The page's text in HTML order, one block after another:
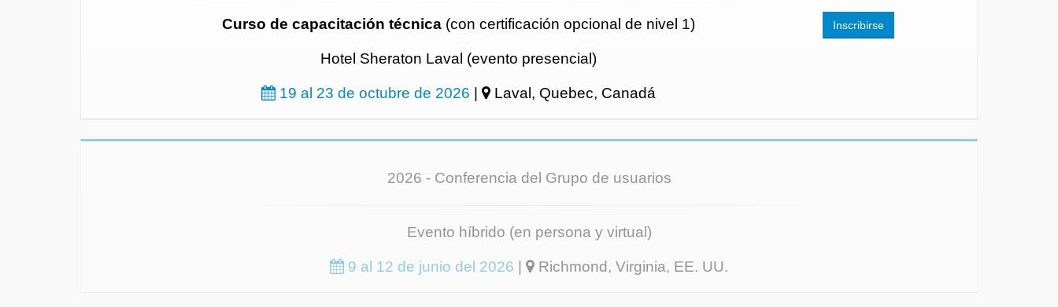
Curso de capacitación técnica(con certificación opcional de nivel 1)
Hotel Sheraton Laval (evento presencial)
19 al 23 de octubre de 2026 Laval, Quebec, Canadá
Inscribirse
2026 - Conferencia del Grupo de usuarios
Evento híbrido (en persona y virtual)
9 al 12 de junio del 2026 Richmond, Virginia, EE. UU.